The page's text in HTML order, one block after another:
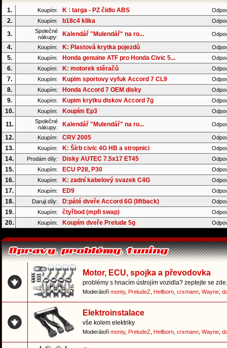
1. Koupím: K : targa - PZ čidlo ABS
2. Koupím: b18c4 klika
3.
Společné
nákupy:
Kalendář "Mulendář" na ro...
4. Koupím: K: Plastová krytka pojezdů
5. Koupím: Honda genuine ATF pro Honda Civic 5...
6. Koupím: K: motorek stěračů
7. Koupím: Kupim sportovy vyfuk Accord 7 CL9
8. Koupím: Honda Accord 7 OEM disky
9. Koupím: Kupim krytku diskov Accord 7g
10. Koupím: Koupím Ep3
11.
Společné
nákupy:
Kalendář "Mulendář" na ro...
12. Koupím: CRV 2005
13. Koupím: K: Šírb civic 4G HB a stropnici
14. Prodám díly: Disky AUTEC 7.5x17 ET45
15. Koupím: ECU P28, P30
16. Koupím: K: zadní kabelový svazek C4G
17. Koupím: ED9
18. Daruji díly: D:páté dveře Accord 6G (liftback)
19. Koupím: čtyřbod (mpfi swap)
20. Koupím: Koupím dveře Prelude 5g
Motor, ECU, spojka a převodovka
problémy s hnacím ústrojím vozidla? zeptejte se
Moderátoři monty, PreludeZ Hellborn crxmann Wayne
Elektroinstalace
vše kolem elektriky
Moderátoři monty, PreludeZ Hellborn crxmann Wayne